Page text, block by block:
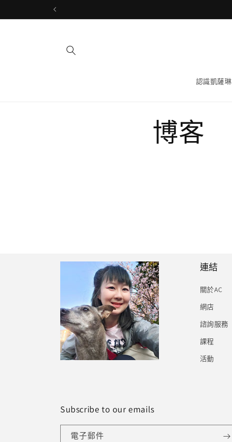
認識凱薩琳
博客
連結
關於AC
網店
諮詢服務
課程
活動
Subscribe to our emails
電子郵件